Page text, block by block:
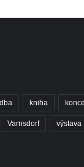
kniha
Varnsdorf výstava